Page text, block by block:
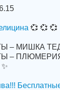
💞 💞 💞
– МИШКА
– ПЛЮМЕРИЯ